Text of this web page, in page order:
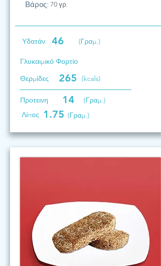
Βάρος: 70 γρ.
Υδατάν. 46 (Γραμ.)
Γλυκαιμικό Φορτίο
Θερμίδες
265 (kcals)
Προτεινη 14
(Γραμ.)
Λίπος 1.75 (Γραμ.)